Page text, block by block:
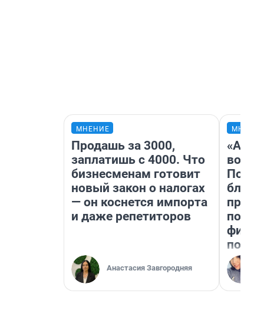
МНЕНИЕ
Продашь за 3000,
заплатишь с 4000. Что
бизнесменам готовит
новый закон о налогах
— он коснется импорта
и даже репетиторов
Анастасия Завгородняя
вот